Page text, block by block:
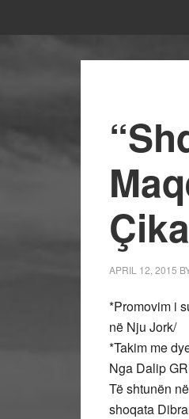
APRIL 12, 2015
*Promovim i
në Nju Jork/
*Takim me
Nga Dalip
Të shtunën
shoqata